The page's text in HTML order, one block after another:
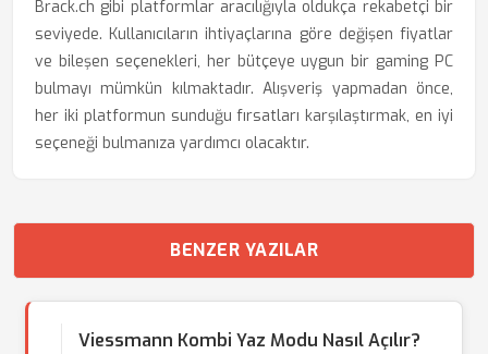
Brack.ch gibi platformlar aracılığıyla oldukça rekabetçi bir
seviyede. Kullanıcıların ihtiyaçlarına göre değişen fiyatlar
ve bileşen seçenekleri, her bütçeye uygun bir gaming PC
bulmayı mümkün kılmaktadır. Alışveriş yapmadan önce,
her iki platformun sunduğu fırsatları karşılaştırmak, en iyi
seçeneği bulmanıza yardımcı olacaktır.
BENZER YAZILAR
Viessmann Kombi Yaz Modu Nasıl Açılır?